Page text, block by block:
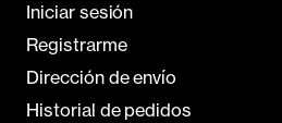
Iniciar sesión
Registrarme
Dirección de envío
Historial de pedidos